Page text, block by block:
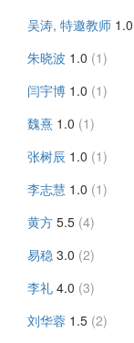
吴涛, 特邀教师 1.0
朱晓波 1.0 (1)
闫宇博 1.0 (1)
魏熹 1.0 (1)
张树辰 1.0 (1)
李志慧 1.0 (1)
黄方 5.5 (4)
易稳 3.0 (2)
李礼 4.0 (3)
刘华蓉 1.5 (2)